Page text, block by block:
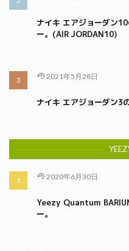
ナイキ エアジョーダン
ー。(AIR JORDAN10)
2021年5月28日
ナイキ エアジョーダン3
2020年6月30日
Yeezy Quantum
ー。